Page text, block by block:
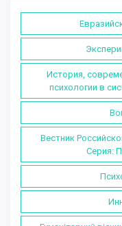
История,
психологии в
Вестник
Серия: